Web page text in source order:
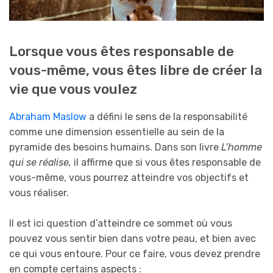
Lorsque vous êtes responsable de
vous-même, vous êtes libre de créer la
vie que vous voulez
Abraham Maslow a défini le sens de la responsabilité
comme une dimension essentielle au sein de la
pyramide des besoins humains. Dans son livre L’homme
qui se réalise, il affirme que si vous êtes responsable de
vous-même, vous pourrez atteindre vos objectifs et
vous réaliser.
Il est ici question d’atteindre ce sommet où vous
pouvez vous sentir bien dans votre peau, et bien avec
ce qui vous entoure. Pour ce faire, vous devez prendre
en compte certains aspects :